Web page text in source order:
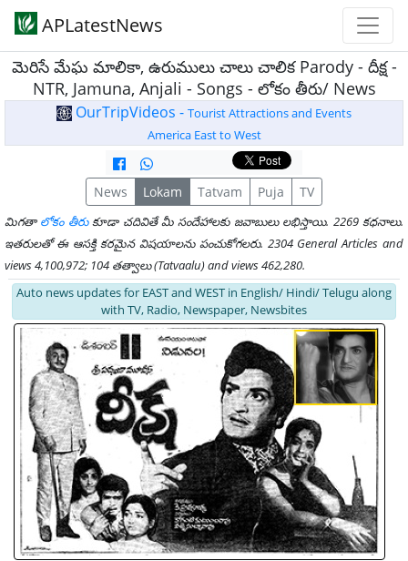
APLatestNews
మెరిసే మేఘ మాలికా, ఉరుములు చాలు చాలిక Parody - దీక్ష -
NTR, Jamuna, Anjali - Songs - లోకం తీరు/ News
OurTripVideos - Tourist Attractions and Events
America East to West
News Lokam Tatvam Puja TV
మిగతా లోకం తీరుకూడా చదివితే మీ సందేహాలకు జవాబులు లభిస్తాయి. 2269 కధనాలు.
ఇతరులతో ఈ ఆసక్తి కరమైన విషయాలను పంచుకోగలరు. 2304 General Articles and
views 4,100,972; 104 తత్వాలు (Tatvaalu) and views 462,280.
Auto news updates for EAST and WEST in English/ Hindi/ Telugu along
with TV, Radio, Newspaper, Newsbites